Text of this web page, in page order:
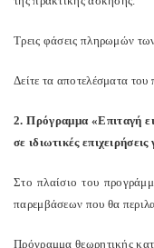
Τρεις φάσεις πληρωμών
Δείτε τα αποτελέσματα
2. Πρόγραμμα «Επιταγή
σε ιδιωτικές
Στο πλαίσιο του
παρεμβάσεων που θα
Πρόγραμμα θεωρητικής